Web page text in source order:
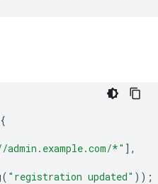
*" ],
( "registration updated" ));